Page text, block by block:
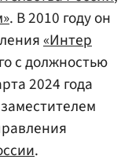
. В 2010 году он
«Интер
с должностью
2024 года
.